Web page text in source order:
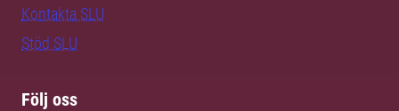
Kontakta SLU
Stöd SLU
Följ oss